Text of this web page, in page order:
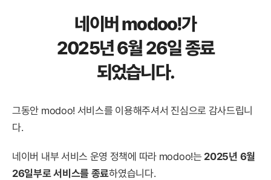
네이버 modoo!가
2025년 6월 26일 종료
되었습니다.
그동안 modoo! 서비스를 이용해주셔서 진심으로 감사드립니
다.
네이버 내부 서비스 운영 정책에 따라 modoo!는 2025년 6월
26일부로 서비스를 종료하였습니다.